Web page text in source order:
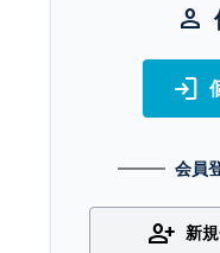
person
login
会員
person_add 新